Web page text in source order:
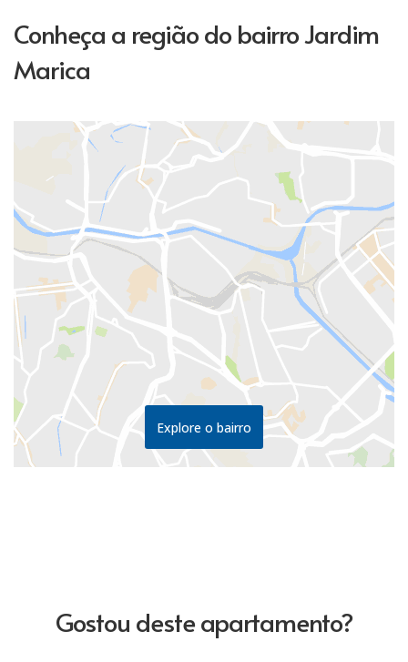
Conheça a região do bairro Jardim
Marica
Explore o bairro
Gostou deste apartamento?